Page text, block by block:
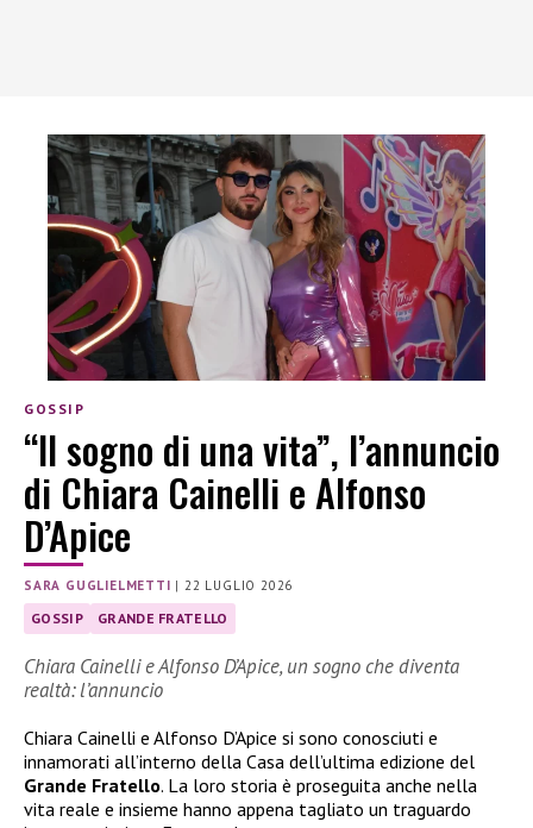
GOSSIP
“Il sogno di una vita”, l’annuncio
di Chiara Cainelli e Alfonso
D’Apice
SARA GUGLIELMETTI |22 LUGLIO 2026
GOSSIP GRANDE FRATELLO
Chiara Cainelli e Alfonso D’Apice, un sogno che diventa
realtà: l’annuncio
Chiara Cainelli e Alfonso D’Apice si sono conosciuti e
innamorati all’interno della Casa dell’ultima edizione del
Grande Fratello. La loro storia è proseguita anche nella
vita reale e insieme hanno appena tagliato un traguardo